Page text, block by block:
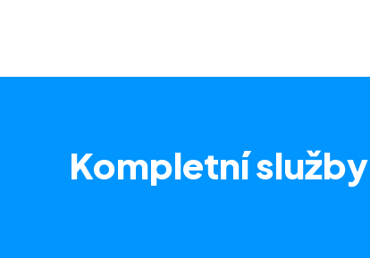
Kompletní služby